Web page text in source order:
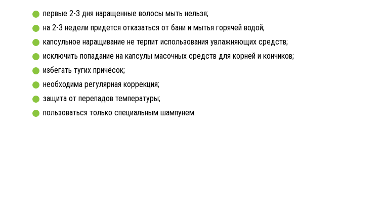
первые 2-3 дня наращенные волосы мыть нельзя;
на 2-3 недели придется отказаться от бани и мытья горячей водой;
капсульное наращивание не терпит использования увлажняющих средств;
исключить попадание на капсулы масочных средств для корней и кончиков;
избегать тугих причёсок;
необходима регулярная коррекция;
защита от перепадов температуры;
пользоваться только специальным шампунем.